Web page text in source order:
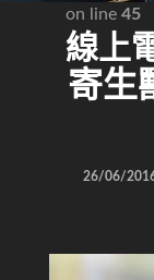
on line 45
線上
寄生
26/06/